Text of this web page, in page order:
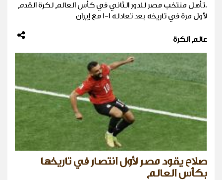
.تأهل منتخب مصر للدور الثاني في كأس العالم لكرة القدم
لأول مرة في تاريخه بعد تعادله 1-1 مع إيران
عالم الكرة
صلاح يقود مصر لأول انتصار في تاريخها
بكأس العالم